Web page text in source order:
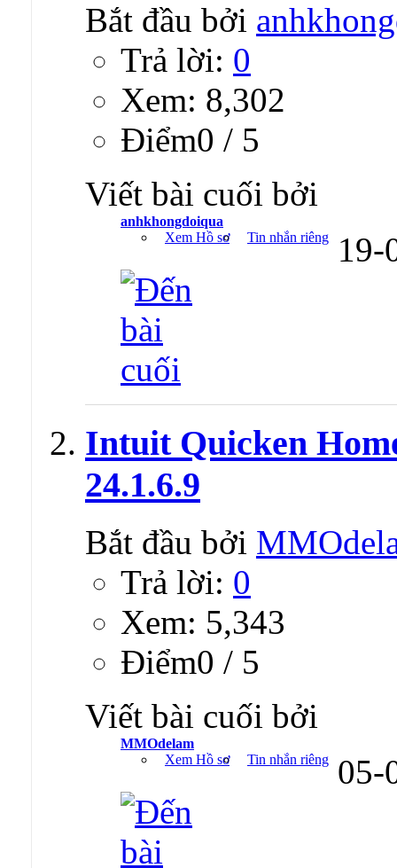
Bắt đầu bởi
Trả lời: 0
Xem: 8,302
Ðiểm0 / 5
Viết bài cuối bởi
anhkhongdoiqua
Xem Hồ sơ
Tin nhắn riêng
Intuit Quicken
24.1.6.9
Bắt đầu bởi
Trả lời: 0
Xem: 5,343
Ðiểm0 / 5
Viết bài cuối bởi
MMOdelam
Xem Hồ sơ
Tin nhắn riêng 05-